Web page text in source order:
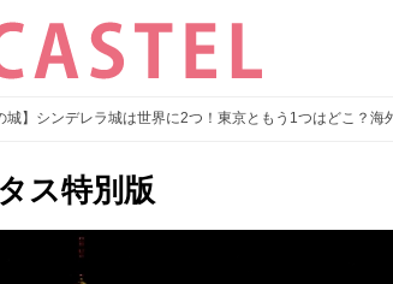
城】シンデレラ城は世界に2つ！東京ともう1つはどこ？海
ス特別版